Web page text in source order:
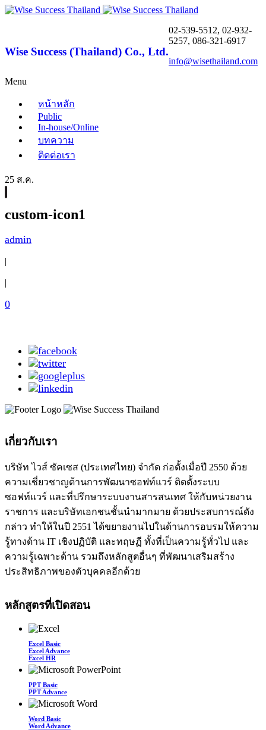
Wise Success (Thailand) Co., Ltd.
02-539-5512, 02-932-
5257, 086-321-6917
info@wisethailand.com
Menu
หน้าหลัก
Public
In-house/Online
บทความ
ติดต่อเรา
25 ส.ค.
custom-icon1
admin
|
|
0
เกี่ยวกับเรา
บริษัท ไวส์ ซัคเซส (ประเทศไทย) จำกัด ก่อตั้งเมื่อปี 2550 ด้วย
ความเชี่ยวชาญด้านการพัฒนาซอฟท์แวร์ ติดตั้งระบบ
ซอฟท์แวร์ และที่ปรึกษาระบบงานสารสนเทศ ให้กับหน่วยงาน
ราชการ และบริษัทเอกชนชั้นนำมากมาย ด้วยประสบการณ์ดัง
กล่าว ทำให้ในปี 2551 ได้ขยายงานไปในด้านการอบรมให้ความ
รู้ทางด้าน IT เชิงปฏิบัติ และทฤษฏี ทั้งที่เป็นความรู้ทั่วไป และ
ความรู้เฉพาะด้าน รวมถึงหลักสูตอื่นๆ ที่พัฒนาเสริมสร้าง
ประสิทธิภาพของตัวบุคคลอีกด้วย
หลักสูตรที่เปิดสอน
Excel Basic
Excel Advance
Excel HR
PPT Basic
PPT Advance
Word Basic
Word Advance